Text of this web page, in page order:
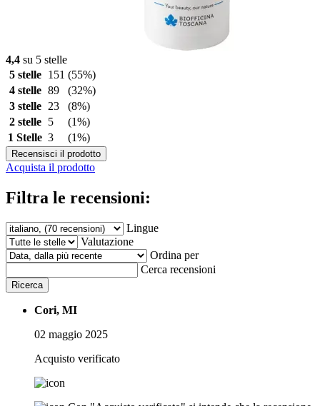
4,4 su 5 stelle
5 stelle
151 (55%)
4 stelle 89
(32%)
3 stelle
23
(8%)
2 stelle
5
(1%)
1 Stelle 3 (1%)
Recensisci il prodotto
Acquista il prodotto
Filtra le recensioni:
Lingue
Valutazione
Ordina per
Cerca recensioni
Ricerca
Cori, MI
02 maggio 2025
Acquisto verificato